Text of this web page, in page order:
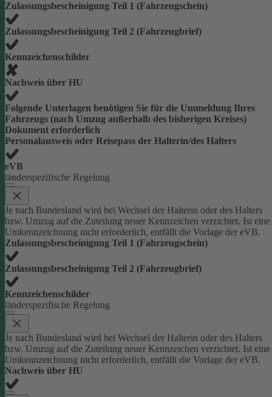
Zulassungsbescheinigung Teil 1 (Fahrzeugschein)
Zulassungsbescheinigung Teil 2 (Fahrzeugbrief)
Kennzeichenschilder
Nachweis über HU
Folgende Unterlagen benötigen Sie für die Ummeldung Ihres
Fahrzeugs (nach Umzug außerhalb des bisherigen Kreises)
Dokument erforderlich
Personalausweis oder Reisepass der Halterin/des Halters
eVB
länderspezifische Regelung
Je nach Bundesland wird bei Wechsel der Halterin oder des Halters
bzw. Umzug auf die Zuteilung neuer Kennzeichen verzichtet. Ist eine
Umkennzeichnung nicht erforderlich, entfällt die Vorlage der eVB.
Zulassungsbescheinigung Teil 1 (Fahrzeugschein)
Zulassungsbescheinigung Teil 2 (Fahrzeugbrief)
Kennzeichenschilder
länderspezifische Regelung
Je nach Bundesland wird bei Wechsel der Halterin oder des Halters
bzw. Umzug auf die Zuteilung neuer Kennzeichen verzichtet. Ist eine
Umkennzeichnung nicht erforderlich, entfällt die Vorlage der eVB.
Nachweis über HU